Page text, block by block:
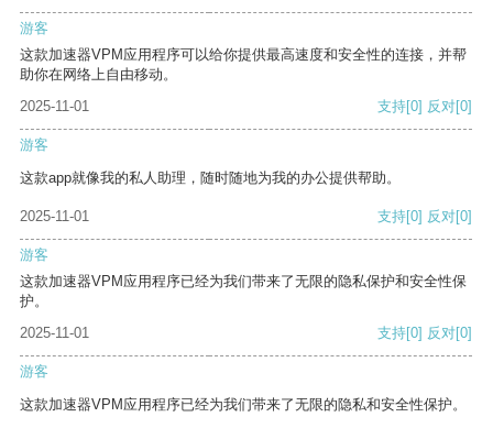
游客
这款加速器VPM应用程序可以给你提供最高速度和安全性的连接，并帮
助你在网络上自由移动。
2025-11-01
支持[0] 反对[0]
游客
这款app就像我的私人助理，随时随地为我的办公提供帮助。
2025-11-01 支持[0] 反对[0]
游客
这款加速器VPM应用程序已经为我们带来了无限的隐私保护和安全性保
护。
2025-11-01
支持[0] 反对[0]
游客
这款加速器VPM应用程序已经为我们带来了无限的隐私和安全性保护。